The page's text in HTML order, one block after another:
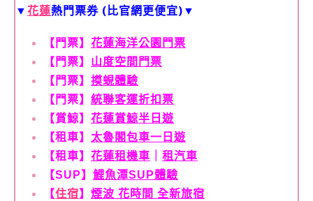
▼花蓮熱門票券 (比官網更便宜)▼
【門票】 花蓮海洋公園門票
【門票】 山度空間門票
【門票】 摸蜆體驗
【門票】 統聯客運折扣票
【賞鯨】 花蓮賞鯨半日遊
【租車】 太魯閣包車一日遊
【租車】 花蓮租機車
租汽車
【SUP】 鯉魚潭SUP體驗
【住宿】 煙波 花時間 全新旅宿